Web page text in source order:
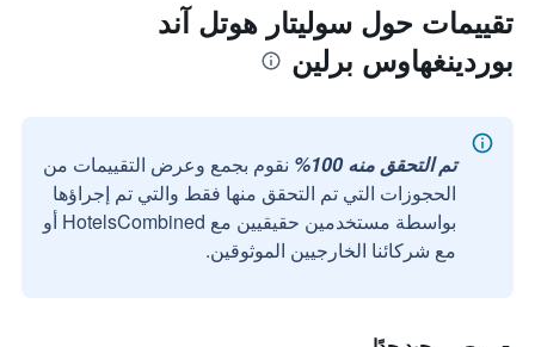
تقييمات حول سوليتار هوتل آند
بوردينغهاوس برلين
تم التحقق منه 100%
نقوم بجمع وعرض التقييمات من
الحجوزات التي تم التحقق منها فقط والتي تم إجراؤها
بواسطة مستخدمين حقيقيين مع HotelsCombined أو
مع شركائنا الخارجيين الموثوقين.